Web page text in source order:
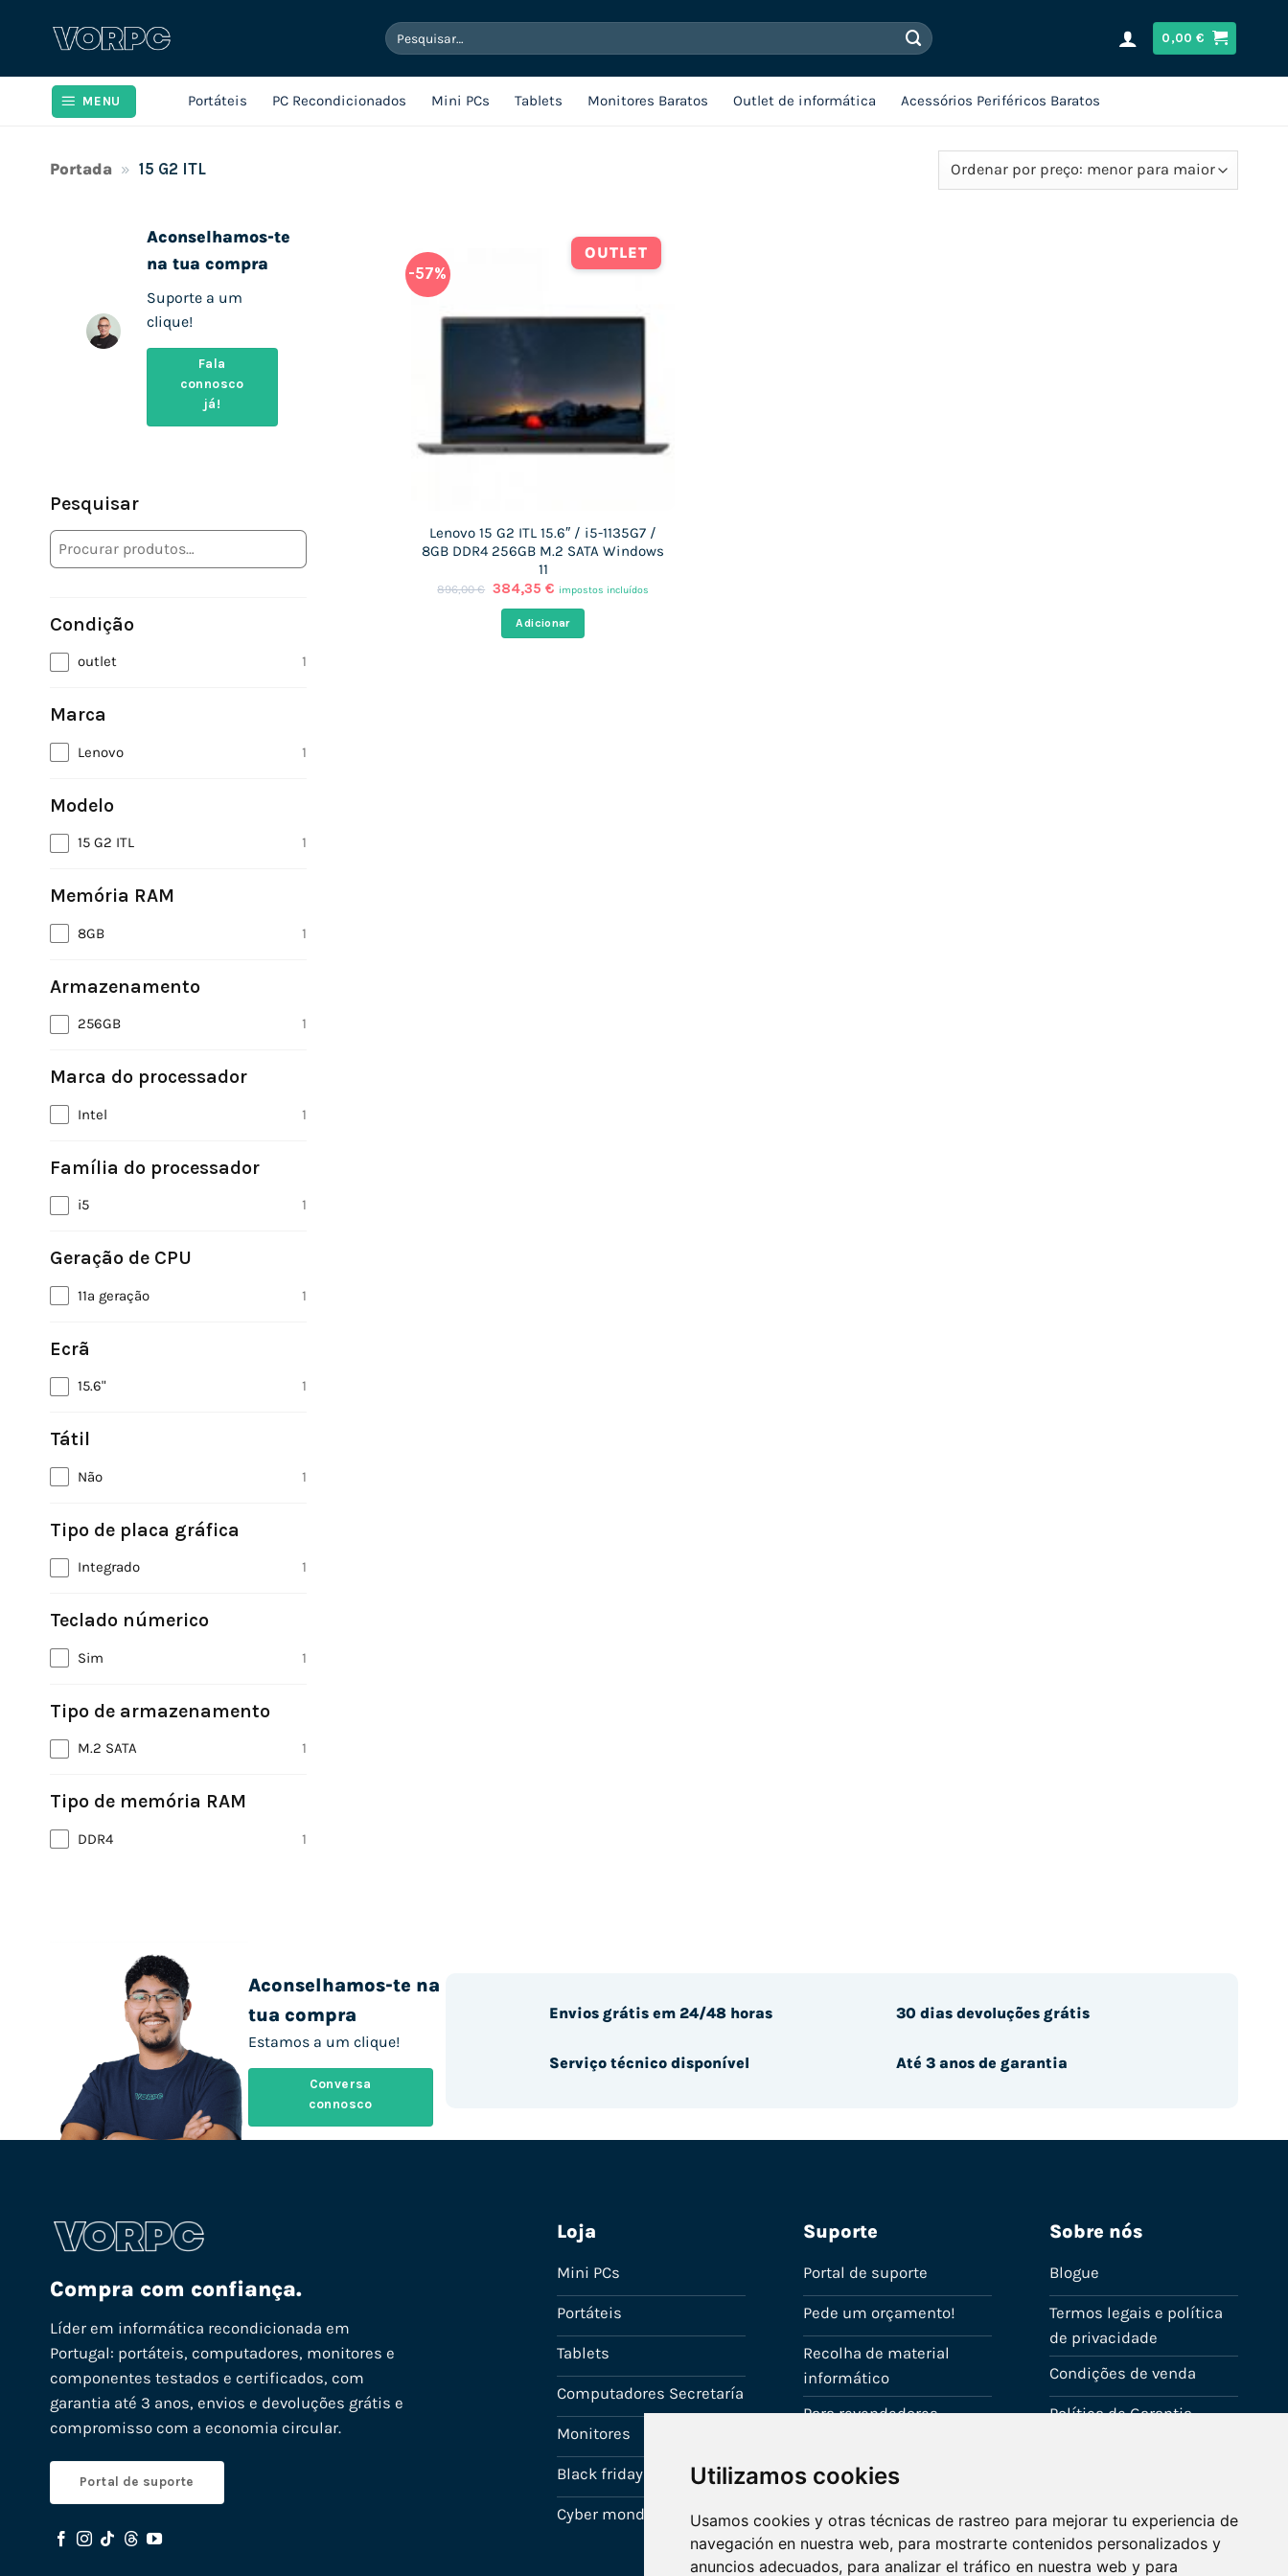
Utilizamos cookies
Usamos cookies y otras técnicas de rastreo para mejorar tu experiencia de
navegación en nuestra web, para mostrarte contenidos personalizados y
anuncios adecuados, para analizar el tráfico en nuestra web y para
Pesquisar
por:
0,00€
MENU Portáteis PC Recondicionados Mini PCs Tablets Monitores Baratos Outlet de informática Acessórios Periféricos Baratos
Portada » 15 G2 ITL
Aconselhamos-te
na tua compra
Suporte a um
clique!
Fala
connosco
já!
Pesquisar
Condição
outlet 1
Marca
Lenovo 1
Modelo
15 G2 ITL 1
Memória RAM
8GB 1
Armazenamento
256GB 1
Marca do processador
Intel 1
Família do processador
i5 1
Geração de CPU
11ª geração 1
Ecrã
15.6" 1
Tátil
Não 1
Tipo de placa gráfica
Integrado 1
Teclado númerico
Sim 1
Tipo de armazenamento
M.2 SATA 1
Tipo de memória RAM
DDR4 1
-57%
OUTLET
Lenovo 15 G2 ITL 15.6″ / i5-1135G7 /
8GB DDR4 256GB M.2 SATA Windows
11
896,00€ O
original
era:
384,35 €O
atual
é:
impostos incluídos
Adicionar
Aconselhamos-te na
tua compra
Estamos a um clique!
Conversa
connosco
Envios grátis em 24/48 horas
Serviço técnico disponível
30 dias devoluções grátis
Até 3 anos de garantia
Compra com confiança.
Líder em informática recondicionada em
Portugal: portáteis, computadores, monitores e
componentes testados e certificados, com
garantia até 3 anos, envios e devoluções grátis e
compromisso com a economia circular.
Portal de suporte
Loja
Mini PCs
Portáteis
Tablets
Computadores Secretaría
Monitores
Black friday
Cyber monday
Suporte
Portal de suporte
Pede um orçamento!
Recolha de material
informático
Para revendedores
Sobre nós
Blogue
Termos legais e política
de privacidade
Condições de venda
Política de Garantia
Fale connosco